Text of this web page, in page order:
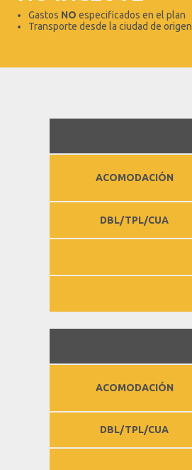
Gastos NO especificados en el plan
Transporte desde la ciudad de origen
ACOMODACIÓN
DBL/TPL/CUA
ACOMODACIÓN
DBL/TPL/CUA